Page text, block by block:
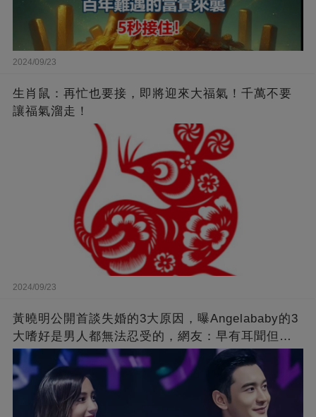
2024/09/23
生肖鼠：再忙也要接，即將迎來大福氣！千萬不要
讓福氣溜走！
2024/09/23
黃曉明公開首談失婚的3大原因，曝Angelababy的3
大嗜好是男人都無法忍受的，網友：早有耳聞但想
不到那麼嚴重！